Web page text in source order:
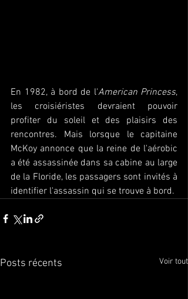
En 1982, à bord de l'American Princess,
les croisiéristes devraient pouvoir
profiter du soleil et des plaisirs des
rencontres. Mais lorsque le capitaine
McKoy annonce que la reine de l'aérobic
a été assassinée dans sa cabine au large
de la Floride, les passagers sont invités à
identifier l'assassin qui se trouve à bord.
Posts récents Voir tout